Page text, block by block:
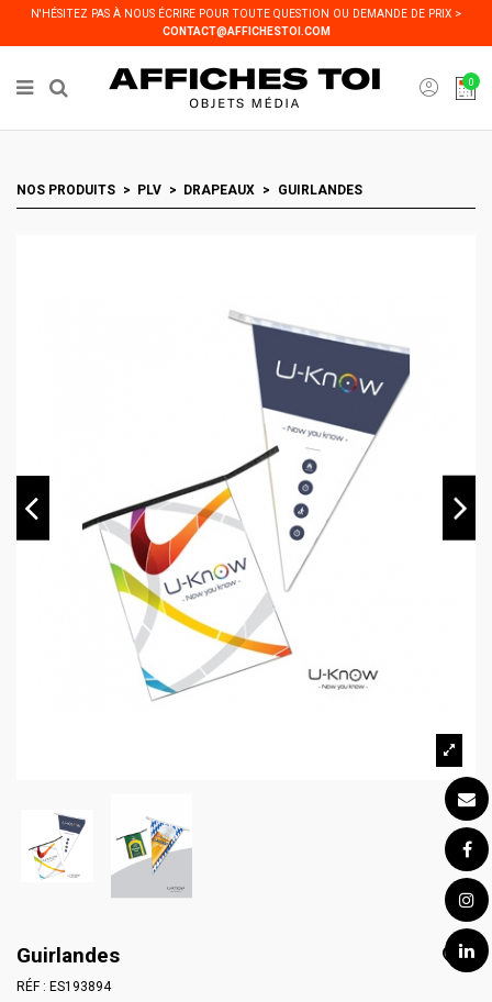
N'HÉSITEZ PAS À NOUS ÉCRIRE POUR TOUTE QUESTION OU DEMANDE DE PRIX >
CONTACT@AFFICHESTOI.COM
0
NOS PRODUITS PLV DRAPEAUX GUIRLANDES
Guirlandes
RÉF : ES193894
Panneau de gestion des cookies